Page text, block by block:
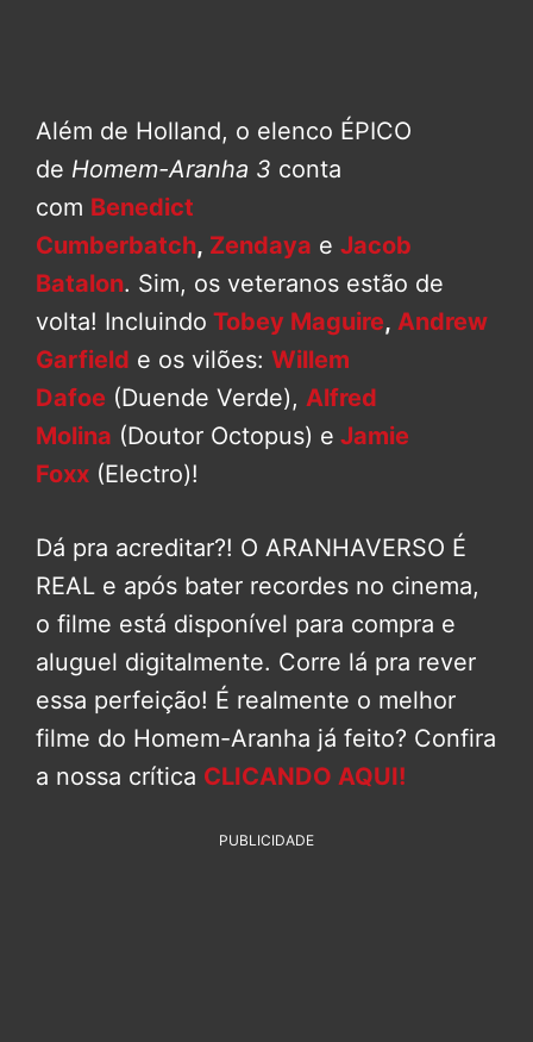
Além de Holland, o elenco ÉPICO
de Homem-Aranha 3 conta
com Benedict
Cumberbatch, Zendaya e Jacob
Batalon. Sim, os veteranos estão de
volta! Incluindo Tobey Maguire, Andrew
Garfield e os vilões: Willem
Dafoe (Duende Verde), Alfred
Molina (Doutor Octopus) e Jamie
Foxx (Electro)!
Dá pra acreditar?! O ARANHAVERSO É
REAL e após bater recordes no cinema,
o filme está disponível para compra e
aluguel digitalmente. Corre lá pra rever
essa perfeição! É realmente o melhor
filme do Homem-Aranha já feito? Confira
a nossa crítica CLICANDO AQUI!
PUBLICIDADE